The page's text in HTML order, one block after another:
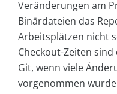
Veränderungen am
Binärdateien das
Arbeitsplätzen nicht
Checkout-Zeiten
Git, wenn viele
vorgenommen